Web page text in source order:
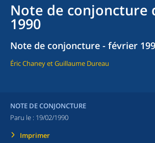
Note de conjoncture
1990
Note de conjoncture - février
Éric Chaney et Guillaume Dureau
NOTE DE CONJONCTURE
Paru le : 19/02/1990
Imprimer